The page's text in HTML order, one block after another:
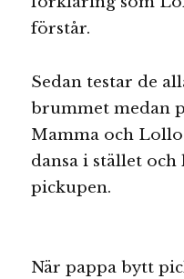
förstår.
Sedan testar de
brummet medan
Mamma och
dansa i stället och
pickupen.
När pappa bytt